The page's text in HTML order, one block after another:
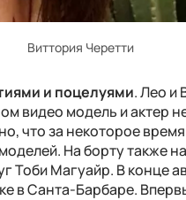
Виттория Черетти
и поцелуями. Лео и
видео модель и актер
что за некоторое
На борту также
Тоби Магуайр. В конце
в Санта-Барбаре.